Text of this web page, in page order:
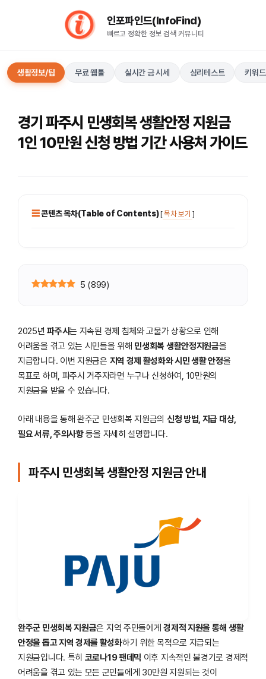
인포파인드(InfoFind)​​​​
빠르고 정확한 정보 검색 커뮤니티
생활정보/팁 무료 웹툴 실시간 금 시세 심리테스트 키워
경기 파주시 민생회복 생활안정 지원금
1인 10만원 신청 방법 기간 사용처 가이드
콘텐츠 목차(Table of Contents)[목차 보기 ]
5 (899)
2025년파주시는 지속된 경제 침체와 고물가 상황으로 인해
어려움을 겪고 있는 시민들을 위해 민생회복 생활안정지원금을
지급합니다. 이번 지원금은 지역 경제 활성화와 시민 생활 안정을
목표로 하며, 파주시 거주자라면 누구나 신청하여, 10만원의
지원금을 받을 수 있습니다.
아래 내용을 통해 완주군 민생회복 지원금의 신청 방법, 지급 대상,
필요 서류, 주의사항등을 자세히 설명합니다.
파주시 민생회복 생활안정 지원금 안내
완주군 민생회복 지원금은 지역 주민들에게경제적 지원을 통해 생활
안정을 돕고 지역 경제를 활성화하기 위한 목적으로 지급되는
지원금입니다. 특히 코로나19 팬데믹 이후 지속적인 불경기로 경제적
어려움을 겪고 있는 모든 군민들에게 30만원 지원되는 것이